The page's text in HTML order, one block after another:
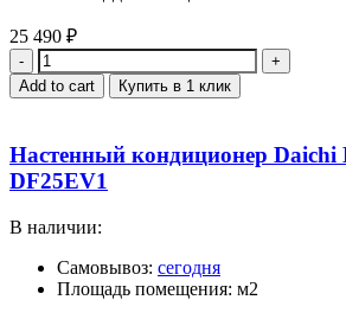
25 490 ₽
Quantity
Add to cart Купить в 1 клик
Настенный кондиционер Daichi
DF25EV1
В наличии:
Самовывоз: сегодня
Площадь помещения: м2